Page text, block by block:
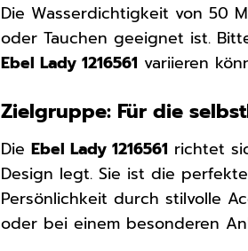
Die Wasserdichtigkeit von 50
oder Tauchen geeignet ist.
Ebel Lady 1216561 variieren
Zielgruppe: Für die
DieEbel Lady 1216561 richtet
Design legt. Sie ist die
Persönlichkeit durch stilvolle
oder bei einem besonderen